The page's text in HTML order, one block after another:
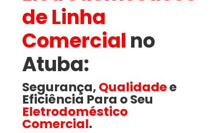
de Linha
Comercial no
Atuba​:
Segurança, Qualidadee
Eficiência Para o Seu
Eletrodoméstico
Comercial.